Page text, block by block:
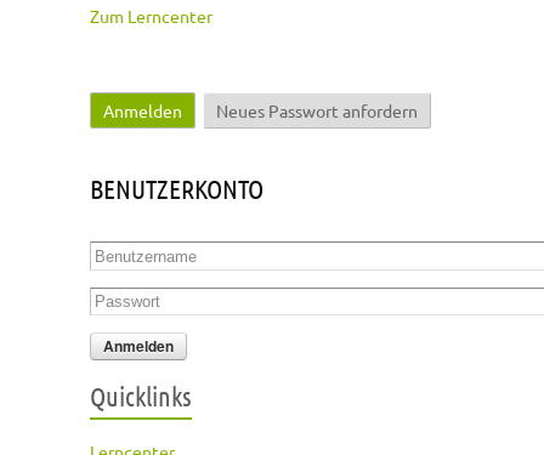
Zum Lerncenter
Haupt-Reiter
Anmelden (aktiver Reiter)
Neues Passwort anfordern
BENUTZERKONTO
Benutzername
Passwort
Quicklinks